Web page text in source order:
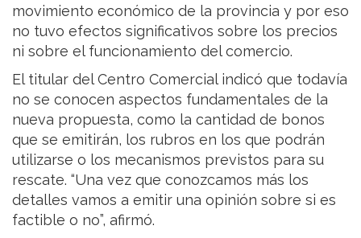
movimiento económico de la provincia y por eso
no tuvo efectos significativos sobre los precios
ni sobre el funcionamiento del comercio.
El titular del Centro Comercial indicó que todavía
no se conocen aspectos fundamentales de la
nueva propuesta, como la cantidad de bonos
que se emitirán, los rubros en los que podrán
utilizarse o los mecanismos previstos para su
rescate. “Una vez que conozcamos más los
detalles vamos a emitir una opinión sobre si es
factible o no”, afirmó.